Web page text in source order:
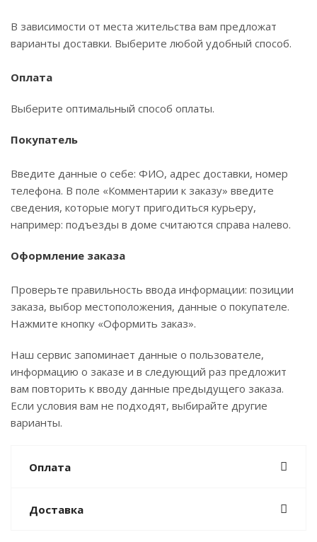
В зависимости от места жительства вам предложат
варианты доставки. Выберите любой удобный способ.
Оплата
Выберите оптимальный способ оплаты.
Покупатель
Введите данные о себе: ФИО, адрес доставки, номер
телефона. В поле «Комментарии к заказу» введите
сведения, которые могут пригодиться курьеру,
например: подъезды в доме считаются справа налево.
Оформление заказа
Проверьте правильность ввода информации: позиции
заказа, выбор местоположения, данные о покупателе.
Нажмите кнопку «Оформить заказ».
Наш сервис запоминает данные о пользователе,
информацию о заказе и в следующий раз предложит
вам повторить к вводу данные предыдущего заказа.
Если условия вам не подходят, выбирайте другие
варианты.
Оплата
Доставка